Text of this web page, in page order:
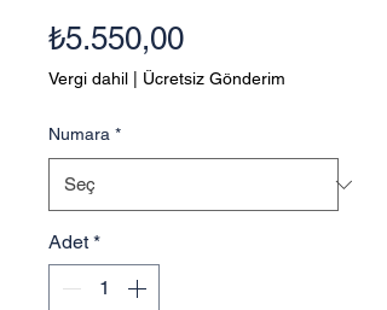
₺5.550,00Fiyat
Vergi dahil Ücretsiz Gönderim
Numara *
Adet *